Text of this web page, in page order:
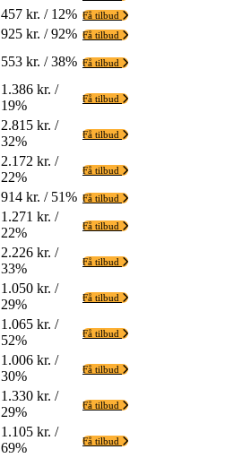
457 kr. / 12% Få tilbud
925 kr. / 92% Få tilbud
553 kr. / 38% Få tilbud
1.386 kr. /
19%
Få tilbud
2.815 kr. /
32%
Få tilbud
2.172 kr. /
22%
Få tilbud
914 kr. / 51% Få tilbud
1.271 kr. /
22%
Få tilbud
2.226 kr. /
33%
Få tilbud
1.050 kr. /
29%
Få tilbud
1.065 kr. /
52%
Få tilbud
1.006 kr. /
30%
Få tilbud
1.330 kr. /
29%
Få tilbud
1.105 kr. /
69%
Få tilbud